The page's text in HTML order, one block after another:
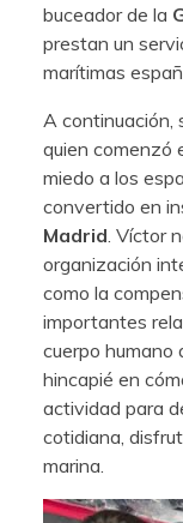
buceador de la
prestan un
marítimas
A continuación,
quien comenzó
miedo a los
convertido en
Madrid . Víctor
organización
como la
importantes
cuerpo humano
hincapié en
actividad para
cotidiana,
marina.